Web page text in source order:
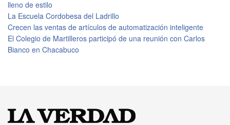
lleno de estilo
La Escuela Cordobesa del Ladrillo
Crecen las ventas de artículos de automatización inteligente
El Colegio de Martilleros participó de una reunión con Carlos
Bianco en Chacabuco